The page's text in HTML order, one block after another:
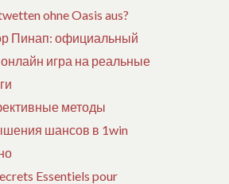
ohne Oasis aus?
Пинап: официальный
онлайн игра на реальные
методы
шансов в 1win
Essentiels pour